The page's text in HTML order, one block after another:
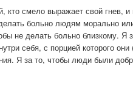
смело выражает свой гнев, и
больно людям морально
не делать больно близкому. Я
себя, с порцией которого
Я за то, чтобы люди были